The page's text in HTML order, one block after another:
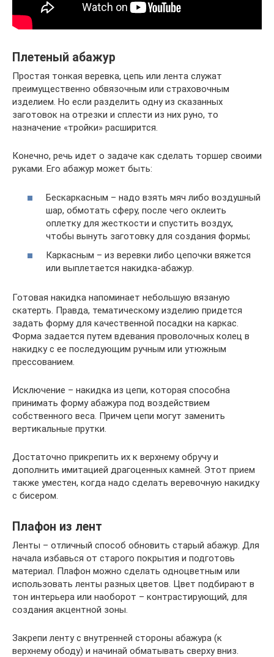
Плетеный абажур
Простая тонкая веревка, цепь или лента служат
преимущественно обвязочным или страховочным
изделием. Но если разделить одну из сказанных
заготовок на отрезки и сплести из них руно, то
назначение «тройки» расширится.
Конечно, речь идет о задаче как сделать торшер своими
руками. Его абажур может быть:
Бескаркасным – надо взять мяч либо воздушный
шар, обмотать сферу, после чего оклеить
оплетку для жесткости и спустить воздух,
чтобы вынуть заготовку для создания формы;
Каркасным – из веревки либо цепочки вяжется
или выплетается накидка-абажур.
Готовая накидка напоминает небольшую вязаную
скатерть. Правда, тематическому изделию придется
задать форму для качественной посадки на каркас.
Форма задается путем вдевания проволочных колец в
накидку с ее последующим ручным или утюжным
прессованием.
Исключение – накидка из цепи, которая способна
принимать форму абажура под воздействием
собственного веса. Причем цепи могут заменить
вертикальные прутки.
Достаточно прикрепить их к верхнему обручу и
дополнить имитацией драгоценных камней. Этот прием
также уместен, когда надо сделать веревочную накидку
с бисером.
Плафон из лент
Ленты – отличный способ обновить старый абажур. Для
начала избавься от старого покрытия и подготовь
материал. Плафон можно сделать одноцветным или
использовать ленты разных цветов. Цвет подбирают в
тон интерьера или наоборот – контрастирующий, для
создания акцентной зоны.
Закрепи ленту с внутренней стороны абажура (к
верхнему ободу) и начинай обматывать сверху вниз.